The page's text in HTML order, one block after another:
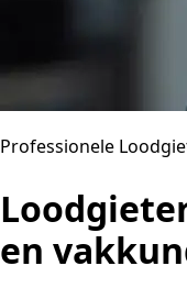
Professionele
en